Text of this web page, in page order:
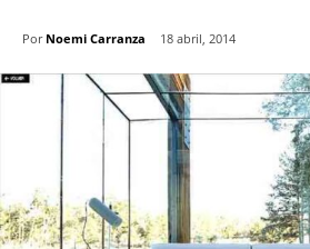
Por Noemi Carranza 18 abril, 2014